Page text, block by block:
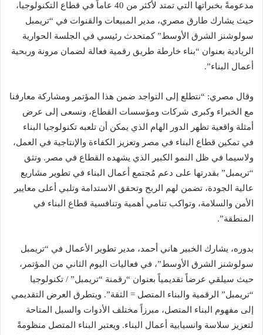
مدعومةً بخبراتها التي تمتد لأكثر من 40 عاماً في قطاع التكنولوجيا،
حيث يشارك طارق مصري، مدير المبيعات والقنوات في “تريمبل
سولوشنز الشرق الأوسط” كمتحدث رئيسي في الجلسة الحوارية
الريادية بعنوان “بناء خارطة طريق رقمية فعالة لضمان مرونة وربحية
أعمال البناء”.
وقال مصري: “نتطلع إلى التواجد ضمن هذا المؤتمر ومشاركة معارفنا
مع الخبراء وكبرى شركات ومؤسسات القطاع، ونسعى إلى عرض
أمثلة واقعية تظهر الدور الهام الذي يمكن أن تلعبه تكنولوجيا البناء
في تمكين قطاع البناء في مصر وتعزيز الكفاءة والإنتاجية في العمل،
ولاسيما في ظل النمو الكبير الذي يشهده القطاع في مصر. وتثق
“تريمبل” بقدرتها على دعم مُجتمع أعمال البناء في تطوير مشاريع
عالية الجودة، تضمن لهم الربح وتحقق الاستدامة وتلبي أعلى معايير
الأمن والسلامة، وتواكب تنامي أهمية وتنافسية قطاع البناء في
المنطقة”.
بدوره، يشارك الخبير هاني أحمد، مدير تطوير الأعمال في “تريمبل
سولوشنز الشرق الأوسط”، في فعاليات اليوم الثاني من المؤتمر،
حيث سيلقي عرضاً تقديمياً بعنوان “رقمنة “تريمبل” / تكنولوجيا
“تريمبل” الرقمية والبناء المتصل = الثقة”. ويتطرق العرض التقديمي
إلى مفهوم البناء المتصل، مبرزاً مختلف الأدوات والسبل المتاحة
لتعزيز سلاسة وانسيابية أعمال البناء. ويعتبر البناء المتصل منظومةً